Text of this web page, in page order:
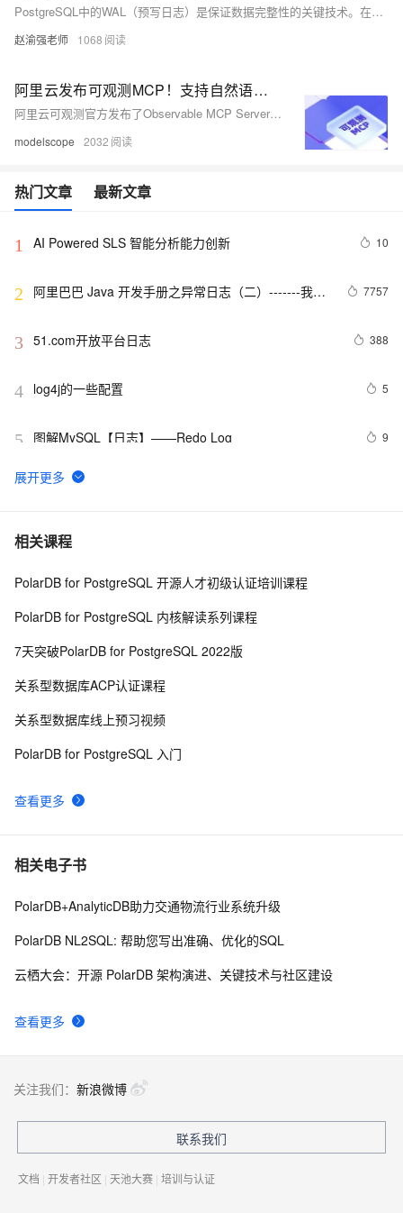
PostgreSQL中的WAL（预写日志）是保证数据完整性的关键技术。在数据修改前，系统会先将日志写入WAL，确保宕机时可通过日志恢复数据。它减少了磁盘I/O，提升了性能，并支持手动切换日志文件。WAL文件默认存储在pg_wal目录下，采用16进制命名规则。此外，PostgreSQL提供pg_waldump工具解析日志内容。
赵渝强老师 1068
阿里云发布可观测MCP！支持自然语言查询和分析多模态日志
阿里云可观测官方发布了Observable MCP Server，提供了一系列访问阿里云可观测各产品的工具能力，包含阿里云日志服务SLS、阿里云应用实时监控服务ARMS等，支持用户通过自然语言形式查询
modelscope 2032
热门文章 最新文章
1 AI Powered SLS 智能分析能力创新 10
2
阿里巴巴 Java 开发手册之异常日志（二）-------我的
7757
3 51.com开放平台日志 388
4 log4j的一些配置 5
5 图解MySQL【日志】——Redo Log 9
6 Log4J 漏洞复现+漏洞靶场
7 python 技术篇-logging模块的日志定期清理设置，自动清
8 SLS新版告警入门-旧版告警升级
deployment. See server log for details.
10带你读《Apache Doris 案例集》——06 Apache   Doris
相关课程
查看更多
PolarDB for PostgreSQL 开源人才初级认证培训课程
PolarDB for PostgreSQL 内核解读系列课程
7天突破PolarDB for PostgreSQL 2022版
关系型数据库ACP认证课程
关系型数据库线上预习视频
PolarDB for PostgreSQL 入门
相关电子书
查看更多
PolarDB+AnalyticDB助力交通物流行业系统升级
PolarDB NL2SQL: 帮助您写出准确、优化的SQL
云栖大会：开源 PolarDB 架构演进、关键技术与社区建设
关注我们： 新浪微博
联系我们
文档 | 开发者社区 | 天池大赛 | 培训与认证